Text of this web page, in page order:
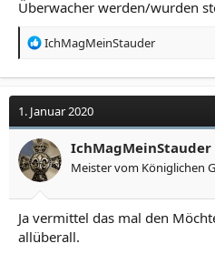
Überwacher werden/wurden
R
a
t
i
o
n
e
IchMagMeinStauder
1. Januar 2020
IchMagMeinStauder
Meister vom Königlichen
Ja vermittel das mal den
allüberall.